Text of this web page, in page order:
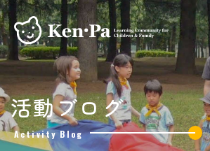
ケンパの保育
ケンパの各園
ケンパ西馬込園
活動ブログ
Activity Blog